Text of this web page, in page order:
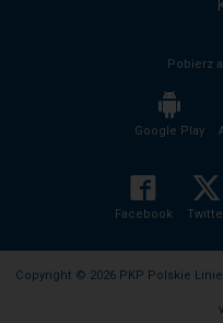
Pobierz
Google Play
Facebook
Copyright © 2026 PKP Polskie